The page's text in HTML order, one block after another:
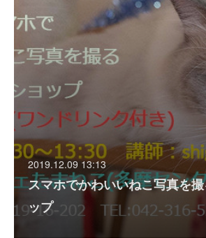
2019.12.09 13:13
スマホでかわいいねこ写真を
ップ